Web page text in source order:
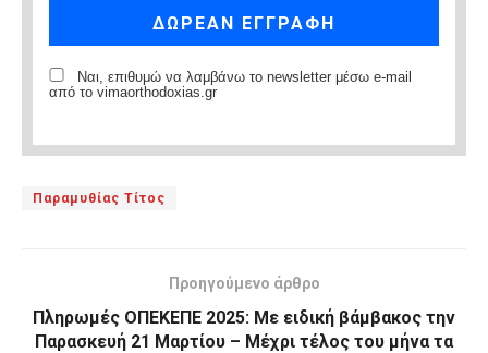
Ναι, επιθυμώ να λαμβάνω το newsletter μέσω e-mail
από το vimaorthodoxias.gr
Παραμυθίας Τίτος
Προηγούμενο άρθρο
Πληρωμές ΟΠΕΚΕΠΕ 2025: Με ειδική βάμβακος την
Παρασκευή 21 Μαρτίου – Μέχρι τέλος του μήνα τα